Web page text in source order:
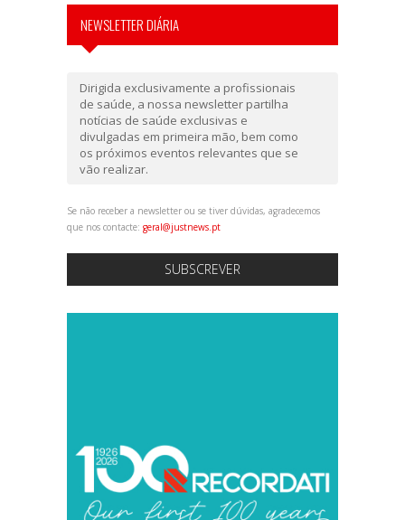
NEWSLETTER DIÁRIA
Dirigida exclusivamente a profissionais
de saúde, a nossa newsletter partilha
notícias de saúde exclusivas e
divulgadas em primeira mão, bem como
os próximos eventos relevantes que se
vão realizar.
Se não receber a newsletter ou se tiver dúvidas, agradecemos
que nos contacte: geral@justnews.pt
SUBSCREVER